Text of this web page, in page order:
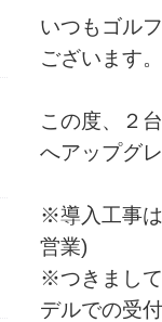
いつもゴル
ございます。
この度、２
へアップグ
※導入工事
営業)
※つきまし
デルでの受